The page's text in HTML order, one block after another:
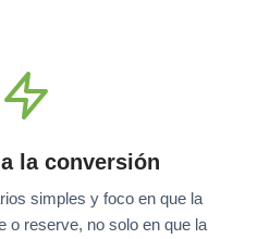
la conversión
simples y foco en que la
o reserve, no solo en que la